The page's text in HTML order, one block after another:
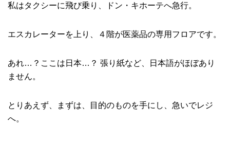
私はタクシーに飛び乗り、ドン・キホーテへ急行。
エスカレーターを上り、４階が医薬品の専用フロアです。
あれ…？ここは日本…？ 張り紙など、日本語がほぼあり
ません。
とりあえず、まずは、目的のものを手にし、急いでレジ
へ。